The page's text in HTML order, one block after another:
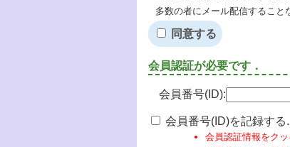
多数の者にメール配信すること
同意する
会員認証が必要です．
会員番号(ID):
会員番号(ID)を記録する.
会員認証情報をク